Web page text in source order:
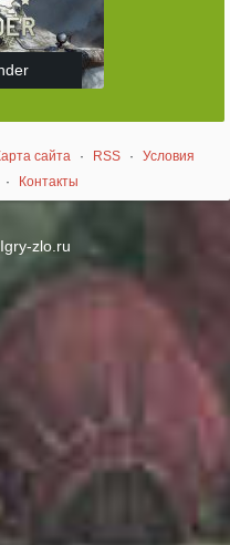
сайта · RSS ·
Условия
· Контакты
zlo.ru